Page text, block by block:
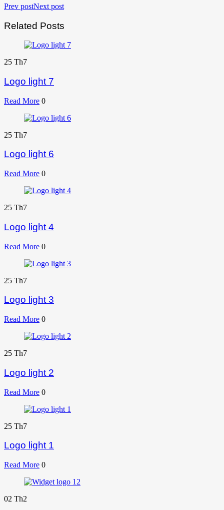
Prev postNext post
Related Posts
25 Th7
Logo light 7
Read More 0
25 Th7
Logo light 6
Read More 0
25 Th7
Logo light 4
Read More 0
25 Th7
Logo light 3
Read More 0
25 Th7
Logo light 2
Read More 0
25 Th7
Logo light 1
Read More 0
02 Th2